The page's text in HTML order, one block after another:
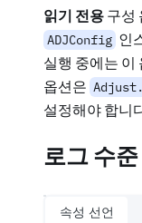
읽기 전용 구성
ADJConfig 인
실행 중에는 이
옵션은
설정해야 합니
로그 수
속성 선언